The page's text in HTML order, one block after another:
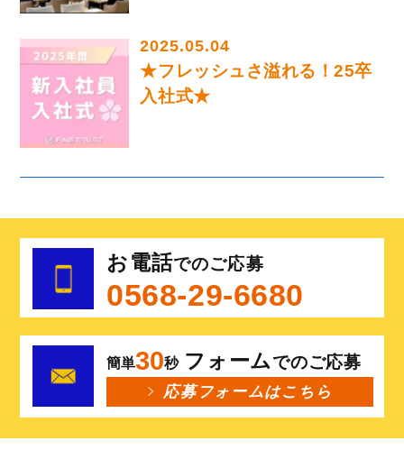
2025.05.04
★フレッシュさ溢れる！25卒
入社式★
お電話でのご応募
0568-29-6680
簡単30秒 フォームでのご応募
応募フォームはこちら